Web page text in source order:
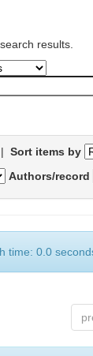
results.
| Sort items by
Authors/record
time: 0.0